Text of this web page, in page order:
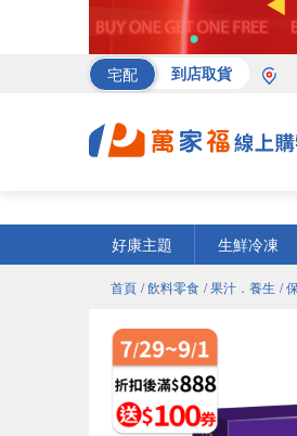
宅配 到店取貨
好康主題
生鮮冷凍
首頁 / 飲料零食 / 果汁．養生 /